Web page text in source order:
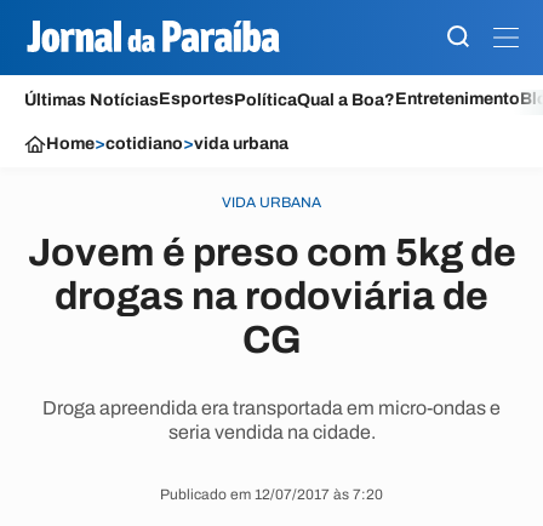
Últimas NotíciasEsportesPolíticaQual a Boa?Entretenimento
Home>cotidiano>vida urbana
VIDA URBANA
Jovem é preso com 5kg de
drogas na rodoviária de
CG
Droga apreendida era transportada em micro-ondas e
seria vendida na cidade.
Publicado em 12/07/2017 às 7:20